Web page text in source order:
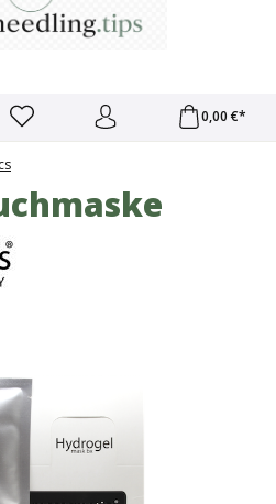
0,00 €*